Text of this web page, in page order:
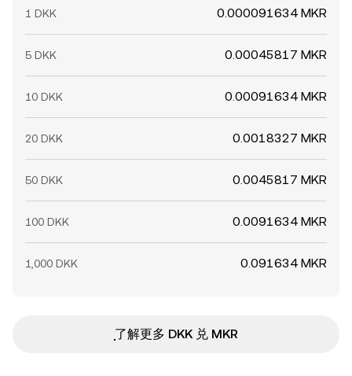
1 DKK 0.000091634 MKR
5 DKK 0.00045817 MKR
10 DKK 0.00091634 MKR
20 DKK 0.0018327 MKR
50 DKK 0.0045817 MKR
100 DKK 0.0091634 MKR
1,000 DKK 0.091634 MKR
ִִִִִִִִִִִִִִִִִִִִִִִִִִִִִִִִִִִִִִִִִִִִִִִ了解更多 DKK 兑 MKR